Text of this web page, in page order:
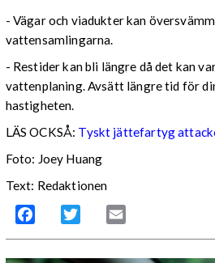
- Vägar och viadukter kan
vattensamlingarna.
- Restider kan bli längre då det kan
vattenplaning. Avsätt längre tid för
hastigheten.
LÄS OCKSÅ: Tyskt jättefartyg
Foto: Joey Huang
Text: Redaktionen
Facebook Twitter